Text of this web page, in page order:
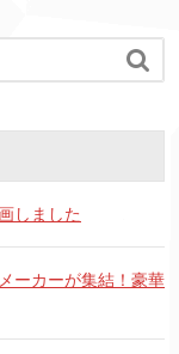

しました
ーカーが集結！豪華